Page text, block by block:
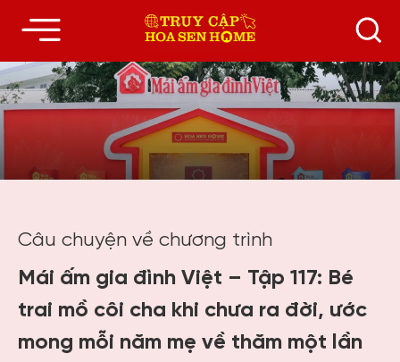
Câu chuyện về chương trình
Mái ấm gia đình Việt – Tập 117: Bé
trai mồ côi cha khi chưa ra đời, ước
mong mỗi năm mẹ về thăm một lần